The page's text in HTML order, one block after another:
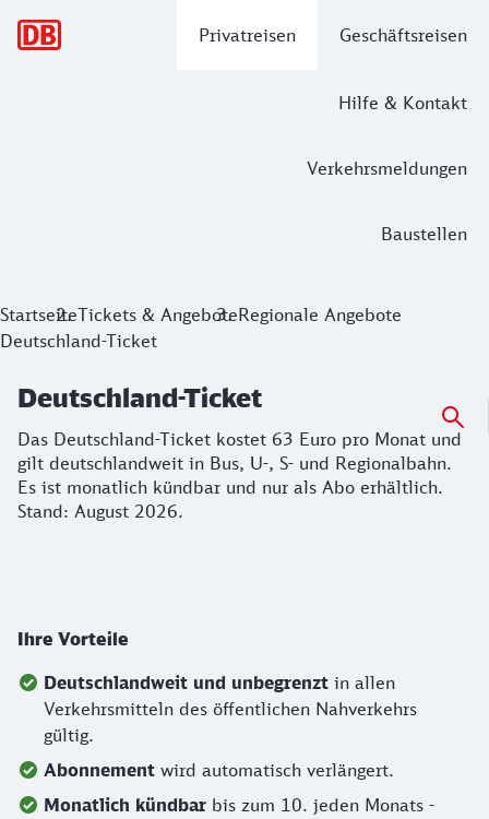
Privatreisen Geschäftsreisen
Hilfe & Kontakt
Verkehrsmeldungen
Baustellen
Deutschland-Ticket
StartseiteTickets & AngeboteRegionale Angebote
Deutschland-Ticket
Deutschland-Ticket
Das Deutschland-Ticket kostet 63 Euro pro Monat und
gilt deutschlandweit in Bus, U-, S- und Regionalbahn.
Es ist monatlich kündbar und nur als Abo erhältlich.
Stand: August 2026.
Ihre Vorteile
Deutschlandweit und unbegrenzt in allen
Verkehrsmitteln des öffentlichen Nahverkehrs
gültig.
Abonnement wird automatisch verlängert.
Monatlich kündbar bis zum 10. jeden Monats -